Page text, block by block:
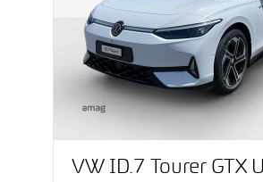
VW ID.7 Tourer GTX